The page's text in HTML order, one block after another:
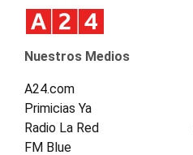
Nuestros Medios
A24.com
Primicias Ya
Radio La Red
FM Blue